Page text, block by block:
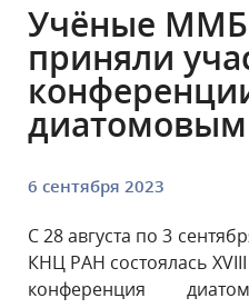
Учёные
приняли
6 сентября 2023
С 28 августа по 3
КНЦ РАН состоялась
конференция